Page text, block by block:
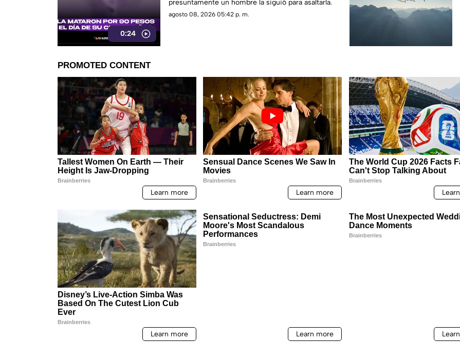
0:24
presuntamente un hombre la siguió para asaltarla.
agosto 08, 2026 05:42 p. m.